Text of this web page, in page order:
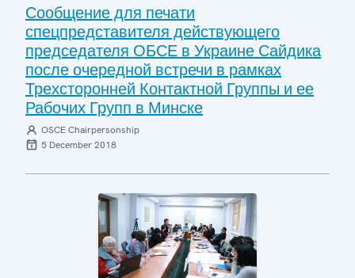
Сообщение для печати
спецпредставителя действующего
председателя ОБСЕ в Украине Сайдика
после очередной встречи в рамках
Трехсторонней Контактной Группы и ее
Рабочих Групп в Минске
OSCE Chairpersonship
5 December 2018